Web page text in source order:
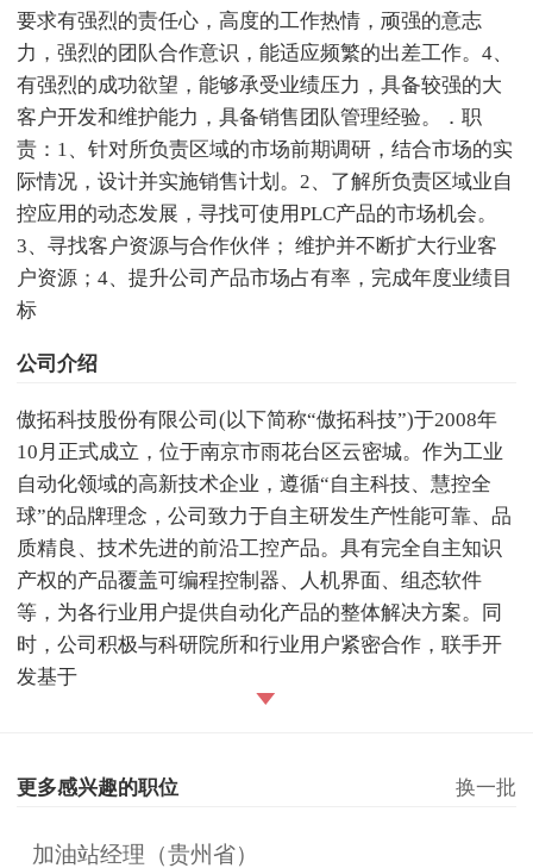
要求有强烈的责任心，高度的工作热情，顽强的意志
力，强烈的团队合作意识，能适应频繁的出差工作。4、
有强烈的成功欲望，能够承受业绩压力，具备较强的大
客户开发和维护能力，具备销售团队管理经验。．职
责：1、针对所负责区域的市场前期调研，结合市场的实
际情况，设计并实施销售计划。2、了解所负责区域业自
控应用的动态发展，寻找可使用PLC产品的市场机会。
3、寻找客户资源与合作伙伴； 维护并不断扩大行业客
户资源；4、提升公司产品市场占有率，完成年度业绩目
标
公司介绍
傲拓科技股份有限公司(以下简称“傲拓科技”)于2008年
10月正式成立，位于南京市雨花台区云密城。作为工业
自动化领域的高新技术企业，遵循“自主科技、慧控全
球”的品牌理念，公司致力于自主研发生产性能可靠、品
质精良、技术先进的前沿工控产品。具有完全自主知识
产权的产品覆盖可编程控制器、人机界面、组态软件
等，为各行业用户提供自动化产品的整体解决方案。同
时，公司积极与科研院所和行业用户紧密合作，联手开
发基于
更多感兴趣的职位 换一批
加油站经理（贵州省）